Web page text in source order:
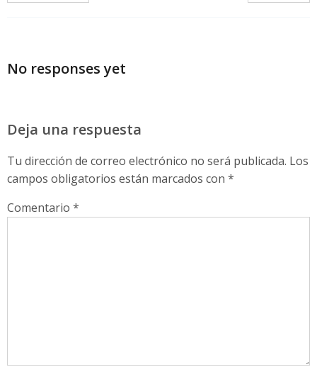
No responses yet
Deja una respuesta
Tu dirección de correo electrónico no será publicada. Los
campos obligatorios están marcados con *
Comentario *